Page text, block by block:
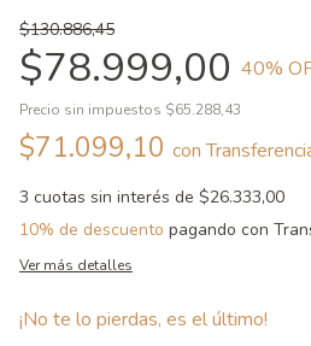
$130.886,45
$78.999,00 40%
Precio sin impuestos $65.288,43
$71.099,10 con
3 cuotas sin interés de $26.333,00
10% de descuento pagando con
Ver más detalles
¡No te lo pierdas, es el último!